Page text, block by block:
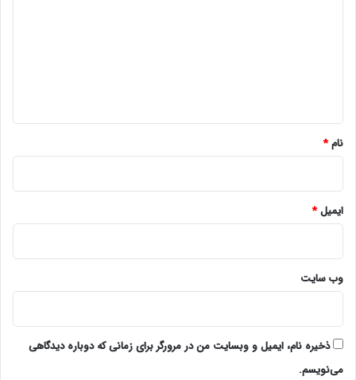
نام*
ایمیل*
وب‌ سایت
ذخیره نام، ایمیل و وبسایت من در مرورگر برای زمانی که دوباره دیدگاهی
می‌نویسم.